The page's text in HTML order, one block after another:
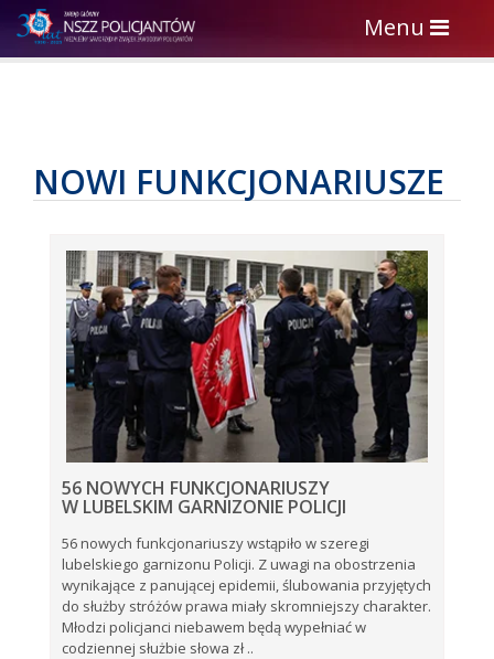
Toggle
navigation
Menu
NOWI FUNKCJONARIUSZE
56 NOWYCH FUNKCJONARIUSZY
W LUBELSKIM GARNIZONIE POLICJI
56 nowych funkcjonariuszy wstąpiło w szeregi
lubelskiego garnizonu Policji. Z uwagi na obostrzenia
wynikające z panującej epidemii, ślubowania przyjętych
do służby stróżów prawa miały skromniejszy charakter.
Młodzi policjanci niebawem będą wypełniać w
codziennej służbie słowa zł ..